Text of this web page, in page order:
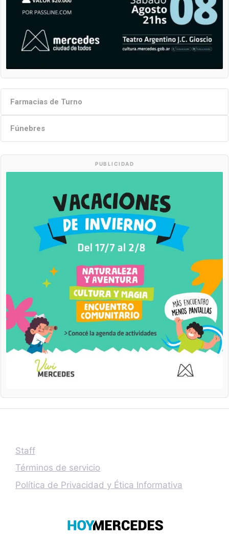
Farmacias de Turno
Fúnebres
PUBLICIDAD
Staff
Términos de servicio
Política de Privacidad y Ética Informativa